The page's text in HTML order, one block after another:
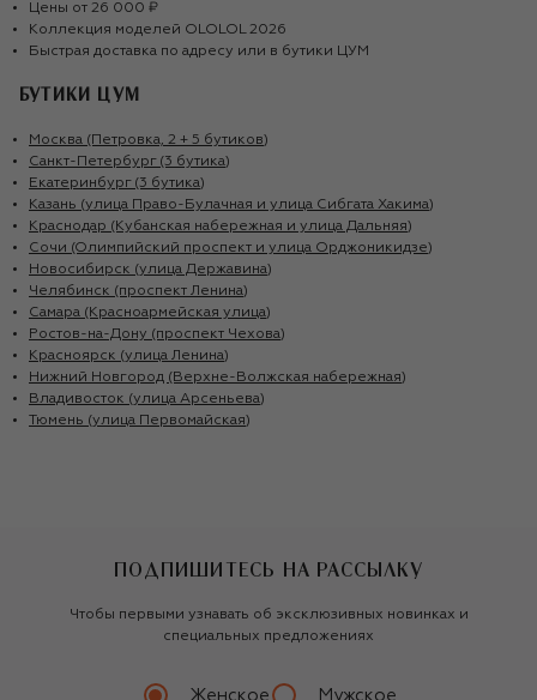
Цены от 26 000 ₽
Коллекция моделей OLOLOL 2026
Быстрая доставка по адресу или в бутики ЦУМ
БУТИКИ ЦУМ
Москва (Петровка, 2 + 5 бутиков)
Санкт-Петербург (3 бутика)
Екатеринбург (3 бутика)
Казань (улица Право-Булачная и улица Сибгата Хакима)
Краснодар (Кубанская набережная и улица Дальняя)
Сочи (Олимпийский проспект и улица Орджоникидзе)
Новосибирск (улица Державина)
Челябинск (проспект Ленина)
Самара (Красноармейская улица)
Ростов-на-Дону (проспект Чехова)
Красноярск (улица Ленина)
Нижний Новгород (Верхне-Волжская набережная)
Владивосток (улица Арсеньева)
Тюмень (улица Первомайская)
ПОДПИШИТЕСЬ НА РАССЫЛКУ
Чтобы первыми узнавать об эксклюзивных новинках и
специальных предложениях
Женское Мужское